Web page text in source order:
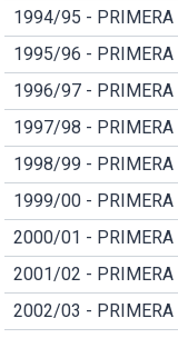
1994/95 - PRIMERA
1995/96 - PRIMERA
1996/97 - PRIMERA
1997/98 - PRIMERA
1998/99 - PRIMERA
1999/00 - PRIMERA
2000/01 - PRIMERA
2001/02 - PRIMERA
2002/03 - PRIMERA